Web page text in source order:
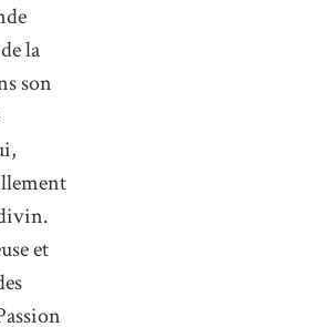
la
son
et